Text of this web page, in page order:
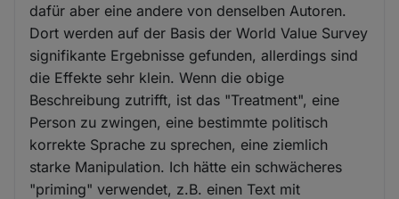
dafür aber eine andere von denselben Autoren.
Dort werden auf der Basis der World Value Survey
signifikante Ergebnisse gefunden, allerdings sind
die Effekte sehr klein. Wenn die obige
Beschreibung zutrifft, ist das "Treatment", eine
Person zu zwingen, eine bestimmte politisch
korrekte Sprache zu sprechen, eine ziemlich
starke Manipulation. Ich hätte ein schwächeres
"priming" verwendet, z.B. einen Text mit